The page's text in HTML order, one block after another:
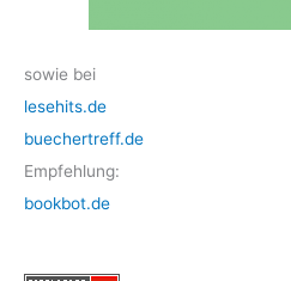
sowie bei
lesehits.de
buechertreff.de
Empfehlung:
bookbot.de